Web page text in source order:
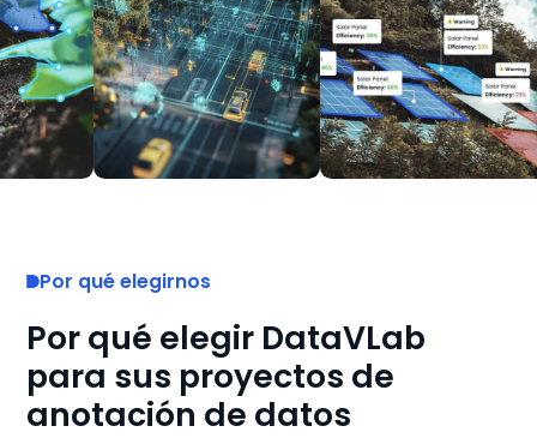
Por qué elegirnos
Por qué elegir DataVLab
para sus proyectos de
anotación de datos